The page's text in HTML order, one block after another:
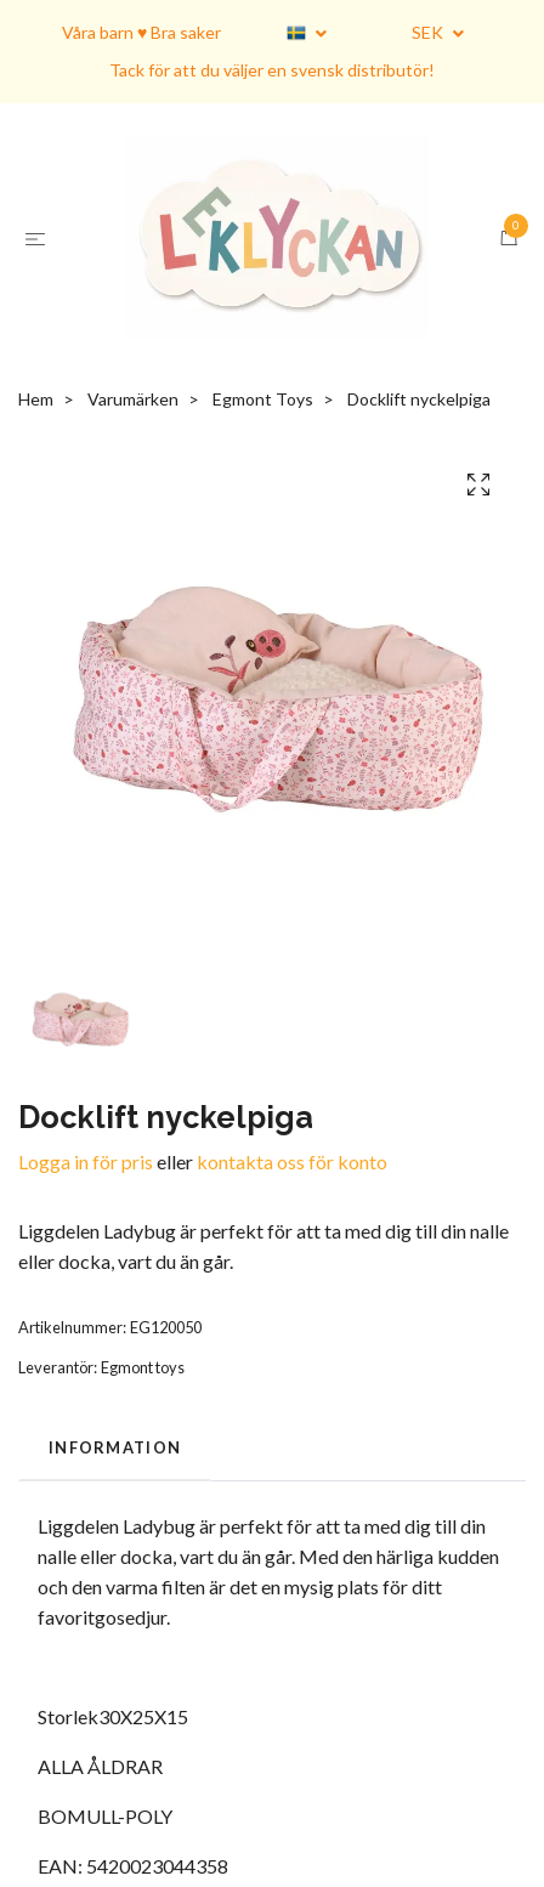
Våra barn ♥ Bra saker
SEK
Tack för att du väljer en svensk distributör!
0
Hem Varumärken Egmont Toys Docklift nyckelpiga
Docklift nyckelpiga
Logga in för pris eller kontakta oss för konto
Liggdelen Ladybug är perfekt för att ta med dig till din nalle
eller docka, vart du än går.
Artikelnummer:EG120050
Leverantör:Egmont toys
INFORMATION
Liggdelen Ladybug är perfekt för att ta med dig till din
nalle eller docka, vart du än går. Med den härliga kudden
och den varma filten är det en mysig plats för ditt
favoritgosedjur.
Storlek30X25X15
ALLA ÅLDRAR
BOMULL-POLY
EAN: 5420023044358